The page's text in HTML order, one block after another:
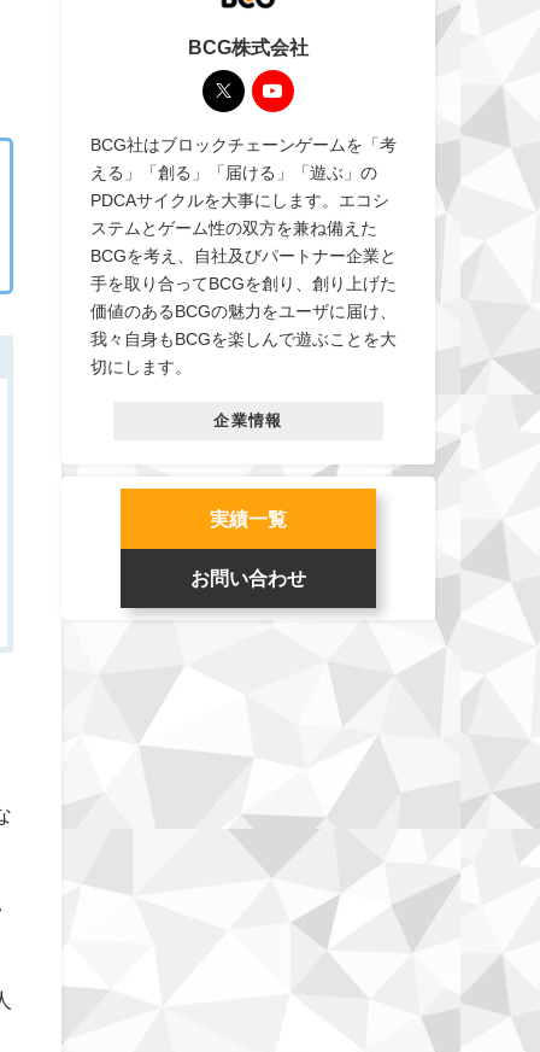
BCG株式会社
BCG社はブロックチェーンゲームを「考
える」「創る」「届ける」「遊ぶ」の
PDCAサイクルを大事にします。エコシ
ステムとゲーム性の双方を兼ね備えた
BCGを考え、自社及びパートナー企業と
手を取り合ってBCGを創り、創り上げた
価値のあるBCGの魅力をユーザに届け、
我々自身もBCGを楽しんで遊ぶことを大
切にします。
企業情報
実績一覧
お問い合わせ